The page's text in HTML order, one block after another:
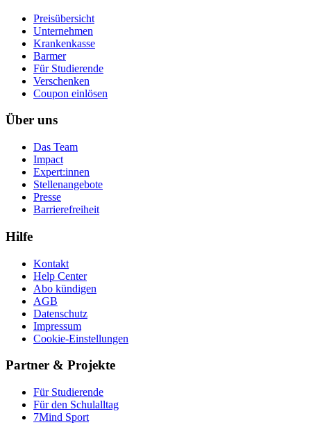
Preisübersicht
Unternehmen
Krankenkasse
Barmer
Für Studierende
Ver­schen­ken
Coupon einlösen
Über uns
Das Team
Impact
Expert:innen
Stellenangebote
Presse
Barrierefreiheit
Hilfe
Kontakt
Help Center
Abo kündigen
AGB
Datenschutz
Impressum
Cookie-Einstellungen
Partner & Projekte
Für Stu­die­rende
Für den Schulalltag
7Mind Sport